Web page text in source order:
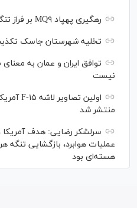
رهگیری پهپاد MQ۹ بر فراز تنگه هرمز
تخلیه شهرستان جاسک
توافق ایران و عمان به
نیست
منتشر شد
سرلشکر رضایی: هدف آمریکا
عملیات هوابرد، بازگشایی تنگه
هسته‌ای بود